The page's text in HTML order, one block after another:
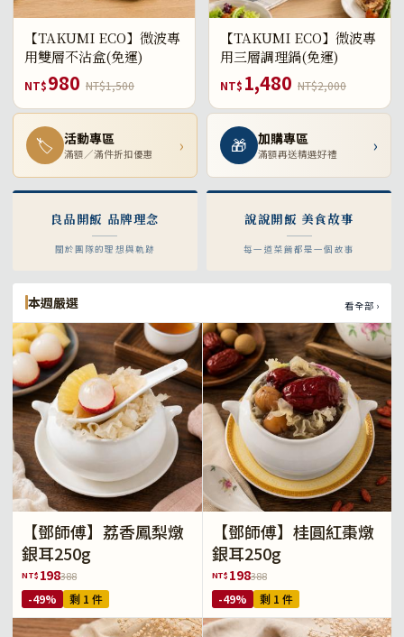
【TAKUMI ECO】微波專
用雙層不沾盒(免運)
NT$980 NT$1,500
【TAKUMI ECO】微波專
用三層調理鍋(免運)
NT$ 1,480 NT$2,000
🏷 活動專區
滿額／滿件折扣優惠 › 🎁 加購專區
滿額再送精選好禮 ›
良品開飯 品牌理念
關於團隊的理想與軌跡
說說開飯 美食故事
每一道菜餚都是一個故事
本週嚴選 看全部 ›
【鄧師傅】荔香鳳梨燉
銀耳250g
NT$ 198388
-49% 剩 1 件
【鄧師傅】桂圓紅棗燉
銀耳250g
NT$ 198388
-49% 剩 1 件